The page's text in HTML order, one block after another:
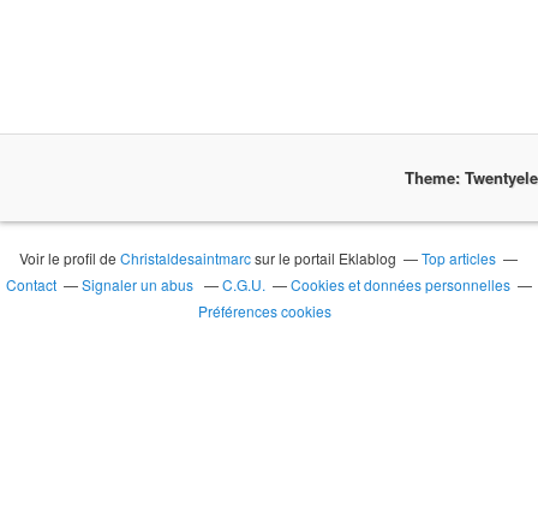
Theme:
Voir le profil deChristaldesaintmarcsur le portail Eklablog
Top articles
Contact
Signaler un abus C.G.U.
Cookies et données personnelles
Préférences cookies